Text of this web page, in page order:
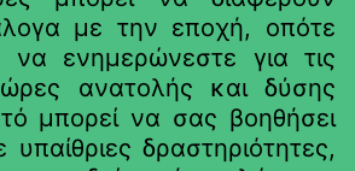
με την εποχή, οπότε
να ενημερώνεστε για τις
ανατολής και δύσης
μπορεί να σας βοηθήσει
δραστηριότητες,